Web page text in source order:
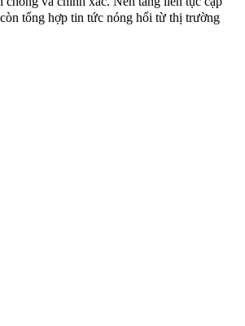
tổng hợp tin tức nóng hổi từ thị trường